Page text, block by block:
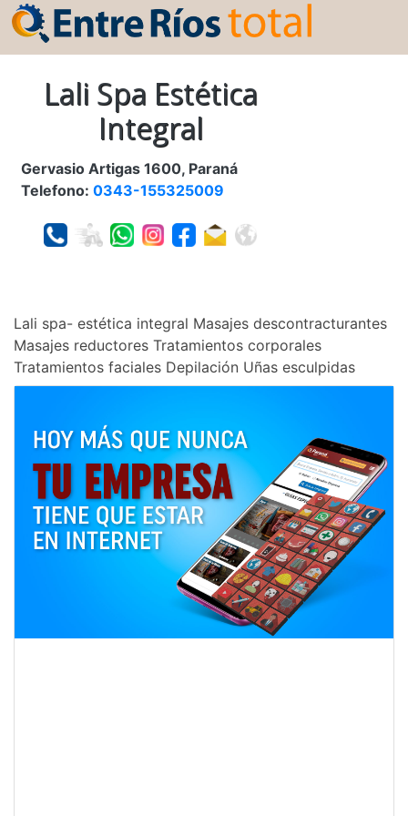
Lali Spa Estética
Integral
Gervasio Artigas 1600, Paraná
Telefono: 0343-155325009
Lali spa- estética integral Masajes descontracturantes
Masajes reductores Tratamientos corporales
Tratamientos faciales Depilación Uñas esculpidas